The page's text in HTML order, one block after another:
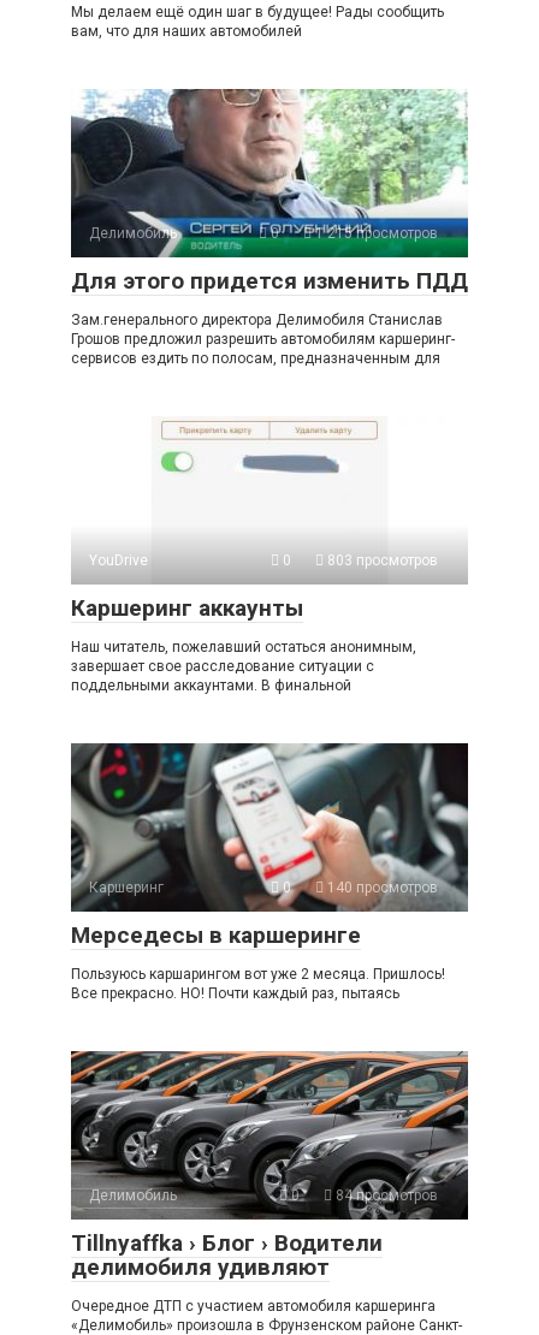
Мы делаем ещё один шаг в будущее! Рады сообщить
вам, что для наших автомобилей
Делимобиль 0 1 215 просмотров
Для этого придется изменить ПДД
Зам.генерального директора Делимобиля Станислав
Грошов предложил разрешить автомобилям каршеринг-
сервисов ездить по полосам, предназначенным для
YouDrive 0 803 просмотров
Каршеринг аккаунты
Наш читатель, пожелавший остаться анонимным,
завершает свое расследование ситуации с
поддельными аккаунтами. В финальной
Каршеринг 0 140 просмотров
Мерседесы в каршеринге
Пользуюсь каршарингом вот уже 2 месяца. Пришлось!
Все прекрасно. НО! Почти каждый раз, пытаясь
Делимобиль 0 84 просмотров
Tillnyaffka › Блог › Водители
делимобиля удивляют
Очередное ДТП с участием автомобиля каршеринга
«Делимобиль» произошла в Фрунзенском районе Санкт-